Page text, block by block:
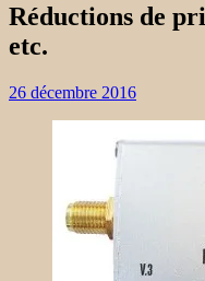
Réductions de
etc.
26 décembre 2016